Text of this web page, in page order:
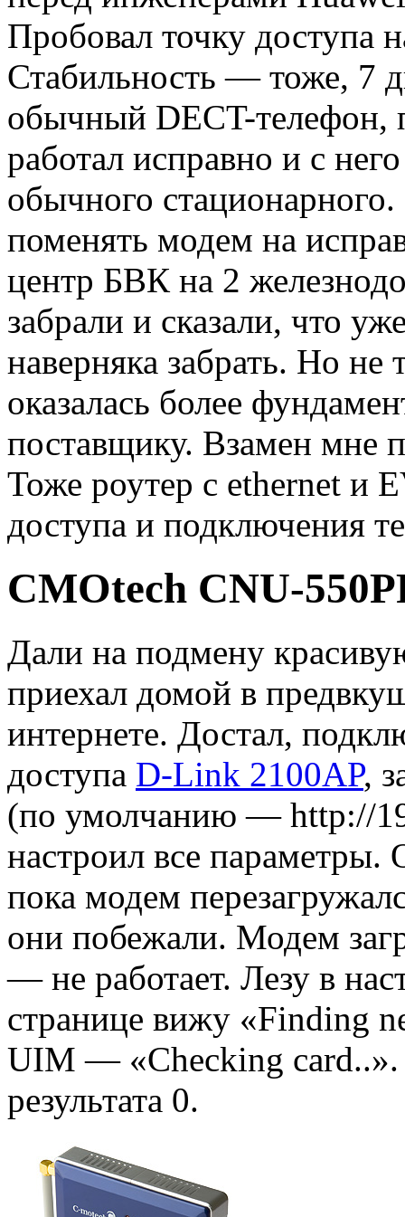
Пробовал точку доступа
Стабильность — тоже, 7
обычный DECT-
работал исправно и с
обычного
поменять модем на
центр БВК на 2
забрали и сказали, что
наверняка забрать. Но
оказалась более
поставщику. Взамен мне
Тоже роутер с ethernet и
доступа и подключения
CMOtech CNU-
Дали на подмену
приехал домой в
интернете. Достал,
доступа D-Link 2100AP,
(по умолчанию — http://
настроил все параметры.
пока модем
они побежали. Модем
— не работает. Лезу в
странице вижу «Finding
UIM — «Checking
результата 0.